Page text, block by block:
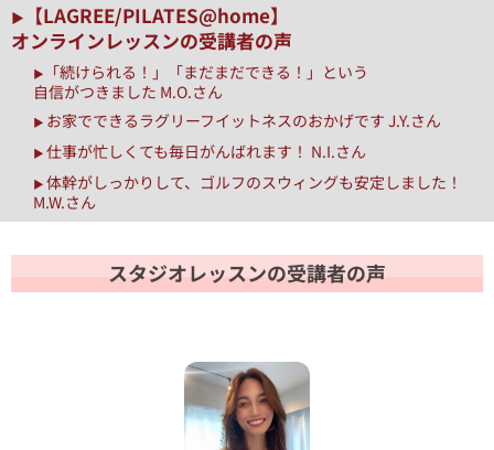
▶︎
【LAGREE/PILATES@home】
オンラインレッスンの受講者の声
▶︎
「続けられる！」「まだまだできる！」という
自信がつきました M.O.さん
▶︎ お家でできるラグリーフイットネスのおかげです J.Y.さん
▶︎ 仕事が忙しくても毎日がんばれます！ N.I.さん
▶︎ 体幹がしっかりして、ゴルフのスウィングも安定しました！
M.W.さん
スタジオレッスンの受講者の声